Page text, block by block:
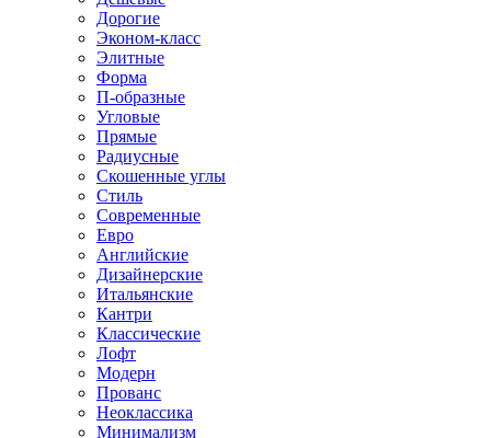
Дорогие
Эконом-класс
Элитные
Форма
П-образные
Угловые
Прямые
Радиусные
Скошенные углы
Стиль
Современные
Евро
Английские
Дизайнерские
Итальянские
Кантри
Классические
Лофт
Модерн
Прованс
Неоклассика
Минимализм